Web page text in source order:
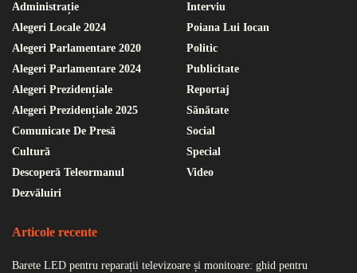
Administrație
Alegeri Locale 2024
Alegeri Parlamentare 2020
Alegeri Parlamentare 2024
Alegeri Prezidențiale
Alegeri Prezidențiale 2025
Comunicate De Presă
Cultură
Descoperă Teleormanul
Dezvăluiri
Interviu
Poiana Lui Iocan
Politic
Publicitate
Reportaj
Sănătate
Social
Special
Video
Articole recente
Barete LED pentru reparații televizoare și monitoare: ghid pentru